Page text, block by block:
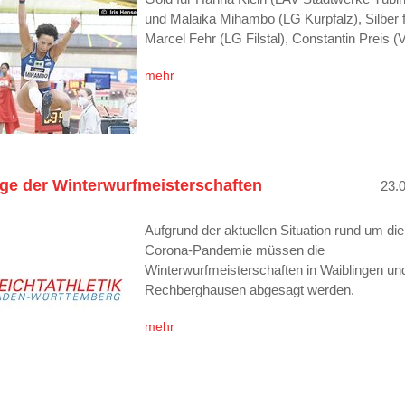
und Malaika Mihambo (LG Kurpfalz), Silber
Marcel Fehr (LG Filstal), Constantin Preis
mehr
der Winterwurfmeisterschaften
Aufgrund der aktuellen Situation rund um die
Corona-Pandemie müssen die
Winterwurfmeisterschaften in Waiblingen
Rechberghausen abgesagt werden.
mehr